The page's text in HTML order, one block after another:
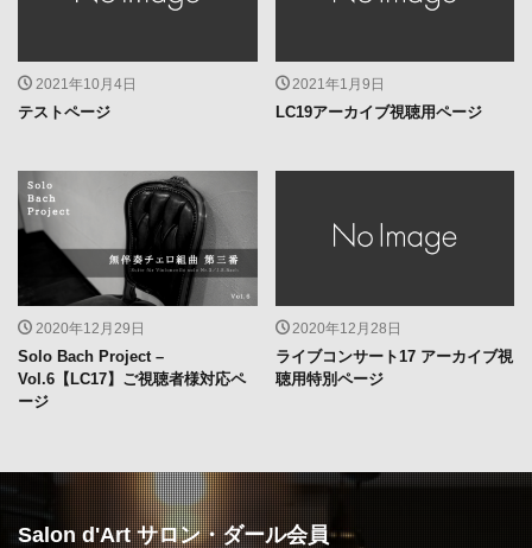
2021年10月4日
テストページ
2021年1月9日
LC19アーカイブ視聴用ページ
2020年12月29日
Solo Bach Project –
Vol.6【LC17】ご視聴者様対応ペ
ージ
2020年12月28日
ライブコンサート17 アーカイブ視
聴用特別ページ
Salon d'Art サロン・ダール会員